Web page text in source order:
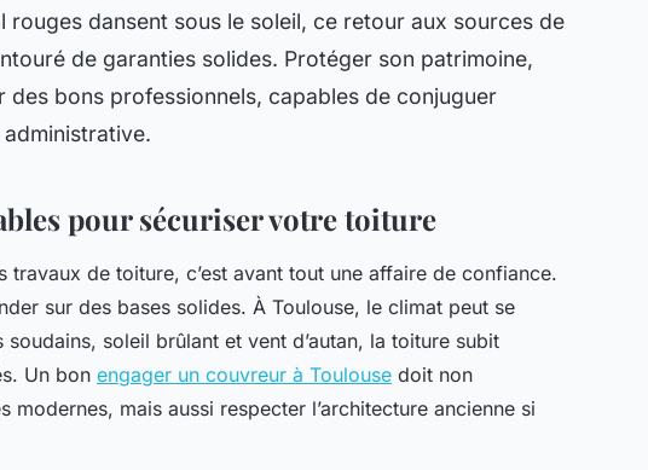
rouges dansent sous le soleil, ce retour aux sources de
de garanties solides. Protéger son patrimoine,
des bons professionnels, capables de conjuguer
pour sécuriser votre toiture
de toiture, c’est avant tout une affaire de confiance.
sur des bases solides. À Toulouse, le climat peut se
soleil brûlant et vent d’autan, la toiture subit
Un bon engager un couvreur à Toulouse doit non
modernes, mais aussi respecter l’architecture ancienne si